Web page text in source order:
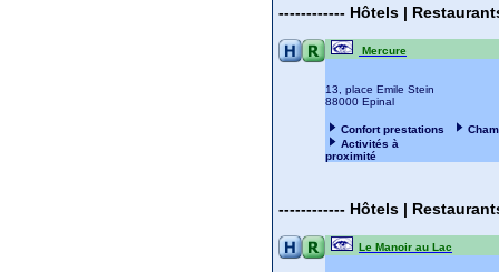
------------ Hôtels |
Mercure
13, place Emile Stein
88000 Epinal
Confort prestations
Activités à
proximité
------------ Hôtels |
Le Manoir au Lac